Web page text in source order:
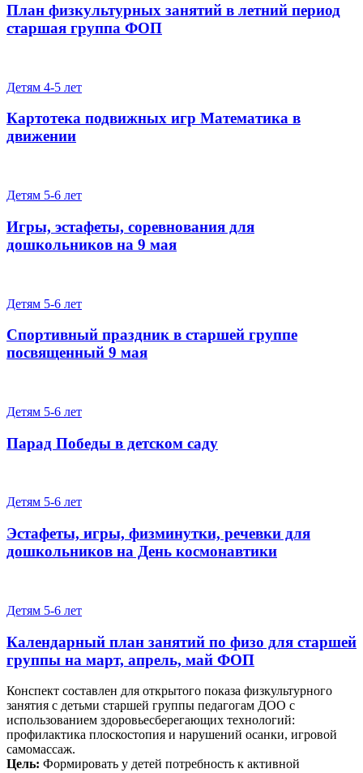
План физкультурных занятий в летний период
старшая группа ФОП
Детям 4-5 лет
Картотека подвижных игр Математика в
движении
Детям 5-6 лет
Игры, эстафеты, соревнования для
дошкольников на 9 мая
Детям 5-6 лет
Спортивный праздник в старшей группе
посвященный 9 мая
Детям 5-6 лет
Парад Победы в детском саду
Детям 5-6 лет
Эстафеты, игры, физминутки, речевки для
дошкольников на День космонавтики
Детям 5-6 лет
Календарный план занятий по физо для старшей
группы на март, апрель, май ФОП
Конспект составлен для открытого показа физкультурного
занятия с детьми старшей группы педагогам ДОО c
использованием здоровьесберегающих технологий:
профилактика плоскостопия и нарушений осанки, игровой
самомассаж.
Цель: Формировать у детей потребность к активной